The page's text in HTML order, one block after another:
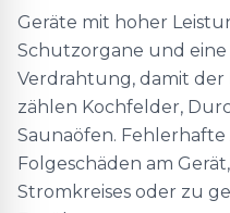
Geräte mit hoher
Schutzorgane und
Verdrahtung, damit der
zählen Kochfelder,
Saunaöfen.
Folgeschäden am
Stromkreises oder zu